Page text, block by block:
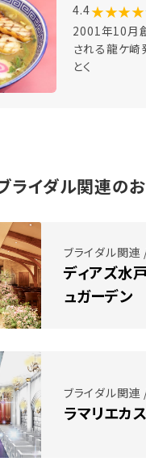
4.4★★★★
2001年10月
される龍ケ崎
とく
ライダル関連の
ブライダル関連
ディアズ水
ュガーデン
ブライダル関連
ラマリエカ